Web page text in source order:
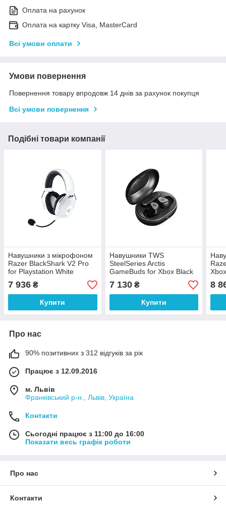
Оплата на рахунок
Оплата на картку Visa, MasterCard
Всі умови оплати
Умови повернення
Повернення товару впродовж 14 днів за рахунок покупця
Всі умови повернення
Подібні товари компанії
Навушники з мікрофоном
Razer BlackShark V2 Pro
for Playstation White
(RZ04-04530600-R3G1)
7 936 ₴
Купити
Навушники TWS
SteelSeries Arctis
GameBuds for Xbox Black
(61681)
7 130₴
Купити
8
Про нас
90% позитивних з 312 відгуків за рік
Працює з 12.09.2016
м. Львів
Франківський р-н., Львів, Україна
Контакти
Сьогодні працює з 11:00 до 16:00
Показати весь графік роботи
Про нас
Контакти